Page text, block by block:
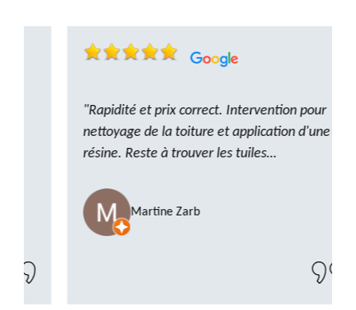
"Rapidité et prix correct. Intervention pour
nettoyage de la toiture et application d'une
résine. Reste à trouver les tuiles
compter sur M. GOT. Très content de la
prestation, a recommander sans problème"
Martine Zarb